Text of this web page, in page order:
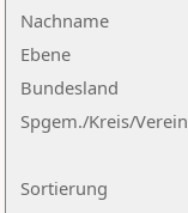
Nachname
Ebene
Sortierung
Bundesland
Spgem./Kreis/Verein